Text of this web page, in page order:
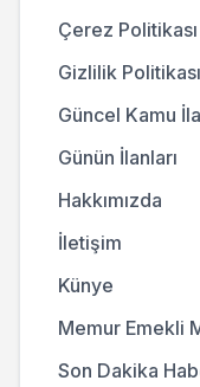
Çerez Politikası
Gizlilik Politikası
Güncel Kamu
Günün İlanları
Hakkımızda
İletişim
Künye
Memur Emekli
Son Dakika